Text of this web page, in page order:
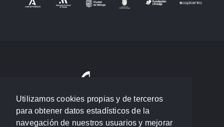
Utilizamos cookies propias y de terceros
para obtener datos estadísticos de la
navegación de nuestros usuarios y mejorar